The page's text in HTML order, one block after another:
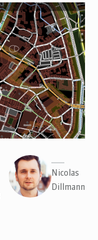
Nicolas
Dillmann